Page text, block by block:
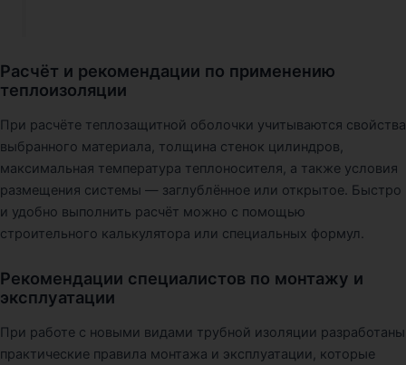
Расчёт и рекомендации по применению
теплоизоляции
При расчёте теплозащитной оболочки учитываются свойства
выбранного материала, толщина стенок цилиндров,
максимальная температура теплоносителя, а также условия
размещения системы — заглублённое или открытое. Быстро
и удобно выполнить расчёт можно с помощью
строительного калькулятора или специальных формул.
Рекомендации специалистов по монтажу и
эксплуатации
При работе с новыми видами трубной изоляции разработаны
практические правила монтажа и эксплуатации, которые